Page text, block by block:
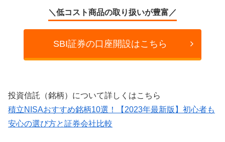
＼低コスト商品の取り扱いが豊富／
SBI証券の口座開設はこちら
投資信託（銘柄）について詳しくはこちら
積立NISAおすすめ銘柄10選！【2023年最新版】初心者も
安心の選び方と証券会社比較